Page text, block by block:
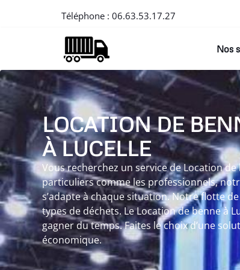
Téléphone : 06.63.53.17.27
Nos
LOCATION DE
À LUCELLE
Vous recherchez un service de Location
particuliers comme les professionnels,
s’adapte à chaque situation. Notre flotte
types de déchets. Le Location de benne à
gagner du temps. Faites le choix d’une
économique.